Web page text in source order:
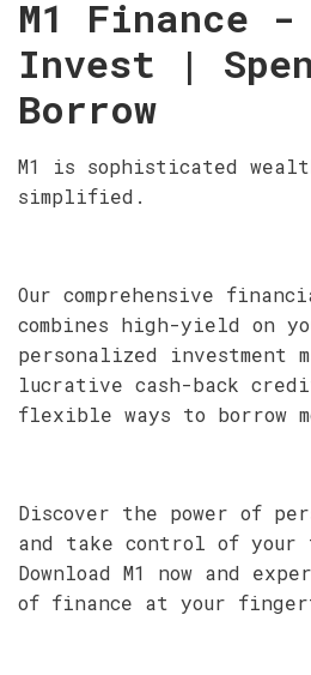
M1 Finance
Invest |
Borrow
M1 is sophisticated
simplified.
Our comprehensive
combines high-yield on
personalized investment
lucrative cash-back
flexible ways to borrow
Discover the power of
and take control of
Download M1 now and
of finance at your